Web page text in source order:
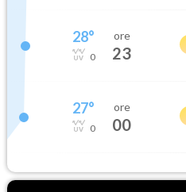
28°
0
ore
23
27°
0
ore
00